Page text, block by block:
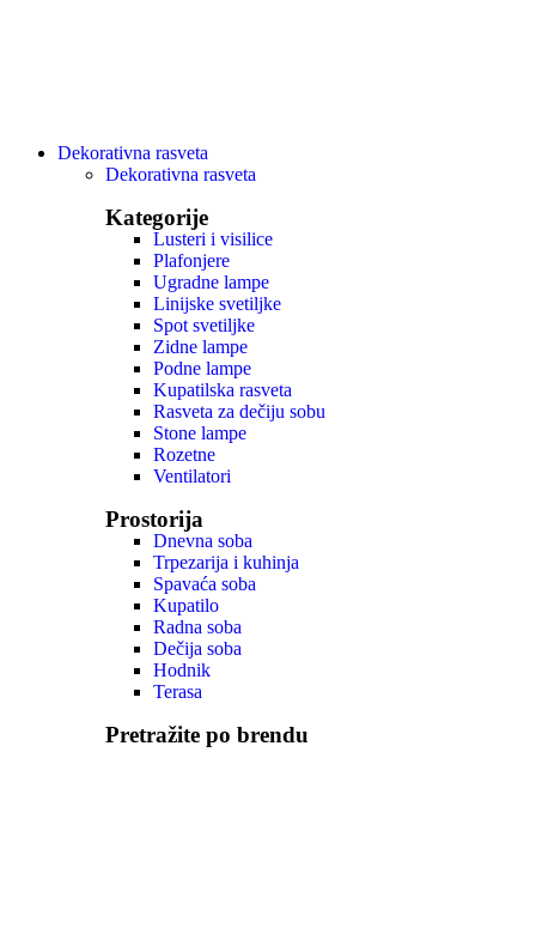
Dekorativna rasveta
Dekorativna rasveta
Kategorije
Lusteri i visilice
Plafonjere
Ugradne lampe
Linijske svetiljke
Spot svetiljke
Zidne lampe
Podne lampe
Kupatilska rasveta
Rasveta za dečiju sobu
Stone lampe
Rozetne
Ventilatori
Prostorija
Dnevna soba
Trpezarija i kuhinja
Spavaća soba
Kupatilo
Radna soba
Dečija soba
Hodnik
Terasa
Pretražite po brendu